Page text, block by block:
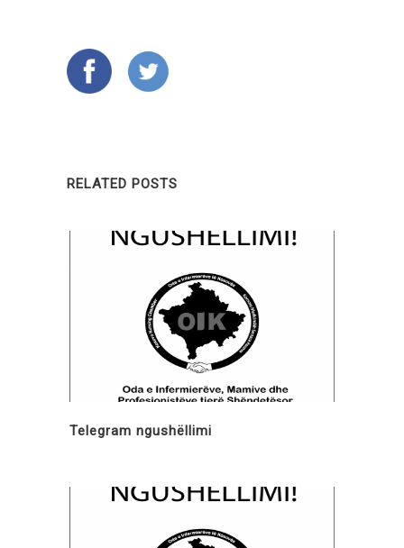
RELATED POSTS
Telegram ngushëllimi